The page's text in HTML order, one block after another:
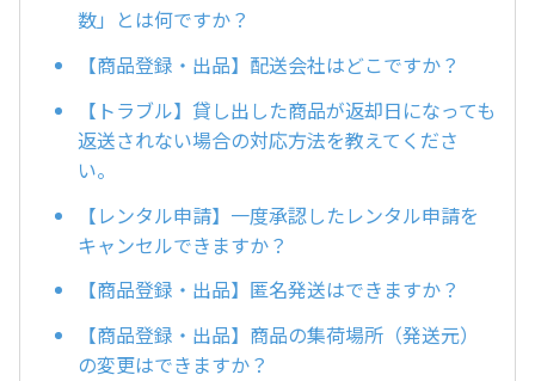
数」とは何ですか？
【商品登録・出品】配送会社はどこですか？
【トラブル】貸し出した商品が返却日になっても
返送されない場合の対応方法を教えてくださ
い。
【レンタル申請】一度承認したレンタル申請を
キャンセルできますか？
【商品登録・出品】匿名発送はできますか？
【商品登録・出品】商品の集荷場所（発送元）
の変更はできますか？